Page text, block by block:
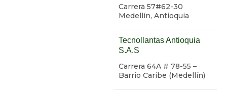
Carrera 57#62-30
Medellín, Antioquia
Tecnollantas Antioquia
S.A.S
Carrera 64A # 78-55 –
Barrio Caribe (Medellín)